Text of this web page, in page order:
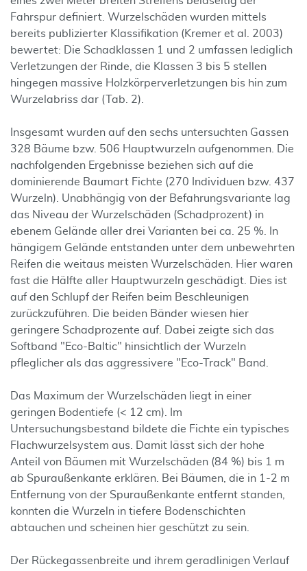
Fahrspur definiert. Wurzelschäden wurden mittels
bereits publizierter Klassifikation (Kremer et al. 2003)
bewertet: Die Schadklassen 1 und 2 umfassen lediglich
Verletzungen der Rinde, die Klassen 3 bis 5 stellen
hingegen massive Holzkörperverletzungen bis hin zum
Wurzelabriss dar (Tab. 2).
Insgesamt wurden auf den sechs untersuchten Gassen
328 Bäume bzw. 506 Hauptwurzeln aufgenommen. Die
nachfolgenden Ergebnisse beziehen sich auf die
dominierende Baumart Fichte (270 Individuen bzw. 437
Wurzeln). Unabhängig von der Befahrungsvariante lag
das Niveau der Wurzelschäden (Schadprozent) in
ebenem Gelände aller drei Varianten bei ca. 25 %. In
hängigem Gelände entstanden unter dem unbewehrten
Reifen die weitaus meisten Wurzelschäden. Hier waren
fast die Hälfte aller Hauptwurzeln geschädigt. Dies ist
auf den Schlupf der Reifen beim Beschleunigen
zurückzuführen. Die beiden Bänder wiesen hier
geringere Schadprozente auf. Dabei zeigte sich das
Softband "Eco-Baltic" hinsichtlich der Wurzeln
pfleglicher als das aggressivere "Eco-Track" Band.
Das Maximum der Wurzelschäden liegt in einer
geringen Bodentiefe (< 12 cm). Im
Untersuchungsbestand bildete die Fichte ein typisches
Flachwurzelsystem aus. Damit lässt sich der hohe
Anteil von Bäumen mit Wurzelschäden (84 %) bis 1 m
ab Spuraußenkante erklären. Bei Bäumen, die in 1-2 m
Entfernung von der Spuraußenkante entfernt standen,
konnten die Wurzeln in tiefere Bodenschichten
abtauchen und scheinen hier geschützt zu sein.
Der Rückegassenbreite und ihrem geradlinigen Verlauf